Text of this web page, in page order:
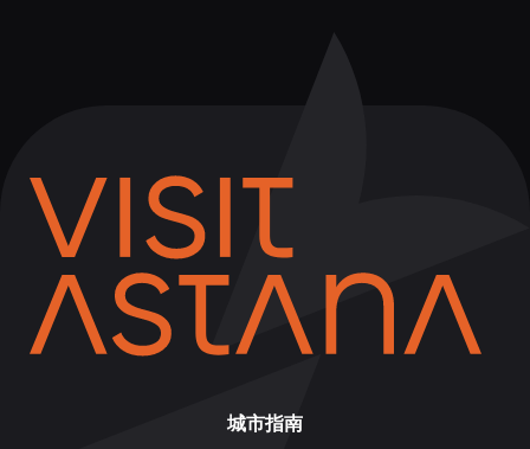
城市指南